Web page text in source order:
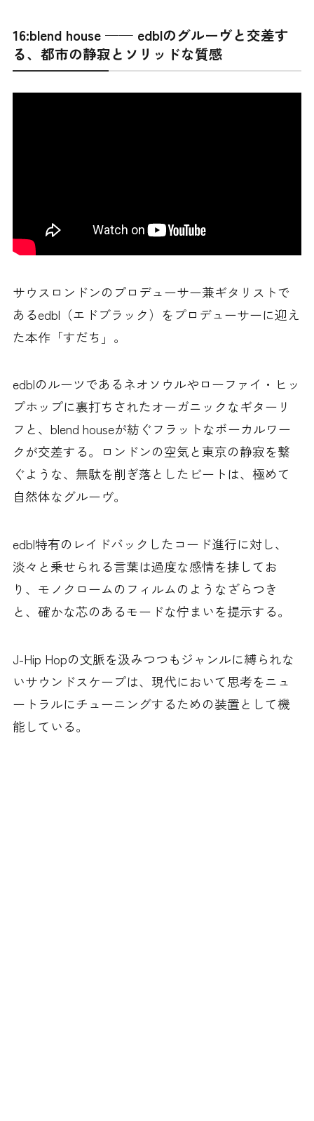
16:blend house —— edblのグルーヴと交差す
る、都市の静寂とソリッドな質感
サウスロンドンのプロデューサー兼ギタリストで
あるedbl（エドブラック）をプロデューサーに迎え
た本作「すだち」。
edblのルーツであるネオソウルやローファイ・ヒッ
プホップに裏打ちされたオーガニックなギターリ
フと、blend houseが紡ぐフラットなボーカルワー
クが交差する。ロンドンの空気と東京の静寂を繋
ぐような、無駄を削ぎ落としたビートは、極めて
自然体なグルーヴ。
edbl特有のレイドバックしたコード進行に対し、
淡々と乗せられる言葉は過度な感情を排してお
り、モノクロームのフィルムのようなざらつき
と、確かな芯のあるモードな佇まいを提示する。
J-Hip Hopの文脈を汲みつつもジャンルに縛られな
いサウンドスケープは、現代において思考をニュ
ートラルにチューニングするための装置として機
能している。